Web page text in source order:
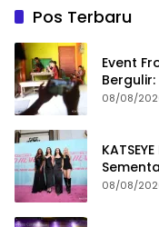
Pos Terbaru
Event
08/08/
08/08/